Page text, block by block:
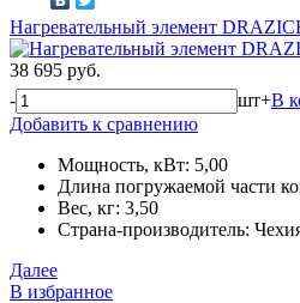
Нагревательный элемент
38 695 руб.
-
шт+В
Добавить к сравнению
Мощность, кВт: 5,00
Длина погружаемой части
Вес, кг: 3,50
Страна-производитель:
Далее
В избранное